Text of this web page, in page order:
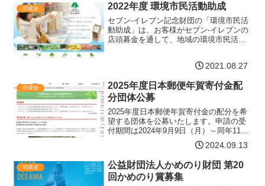
助成金 2022年度 環境市民活動助成
セブン-イレブン記念財団の「環境市民活
動助成」は、お客様がセブン‐イレブンの
店頭募金を通して、地域の環境市民活動
に、さまざまな角度から支援し、市民主
ラ】
2021.08.27
助成金
2025年度日本郵便年賀寄付金配
分団体公募
2025年度日本郵便年賀寄付金の配分を希
望する団体を公募いたします。申請の受
付期間は2024年9月9日（月）～同年11月
1日（金）です。多くの皆さまからの申請
をお待ちしております。配分事業分野配
分事業は次の六つの分野とします。ア 一
般枠（ア…【詳細はコチラ】
2024.09.13
助成金
公益財団法人かめのり財団 第20
回かめのり賞募集